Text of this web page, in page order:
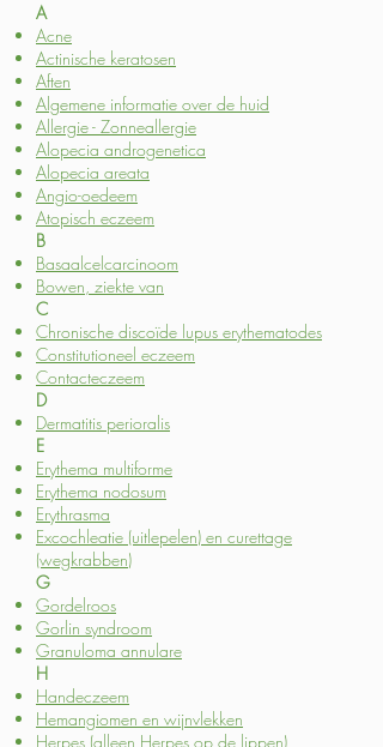
A
Acne
Actinische keratosen
Aften
Algemene informatie over de huid
Allergie - Zonneallergie
Alopecia androgenetica
Alopecia areata
Angio-oedeem
Atopisch eczeem
B
Basaalcelcarcinoom
Bowen, ziekte van
C
Chronische discoïde lupus erythematodes
Constitutioneel eczeem
Contacteczeem
D
Dermatitis perioralis
E
Erythema multiforme
Erythema nodosum
Erythrasma
Excochleatie (uitlepelen) en curettage
(wegkrabben)
G
Gordelroos
Gorlin syndroom
Granuloma annulare
H
Handeczeem
Hemangiomen en wijnvlekken
Herpes (alleen Herpes op de lippen)